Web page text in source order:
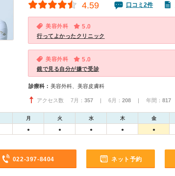
4.59 口コミ2件
美容外科 5.0
行ってよかったクリニック
美容外科 5.0
鏡で見る自分が嫌で受診
診療科： 美容外科、美容皮膚科
アクセス数 7月： 357 | 6月： 208 | 年間： 817
月 火 水 木 金
● ● ● ● ●
022-397-8404 ネット予約